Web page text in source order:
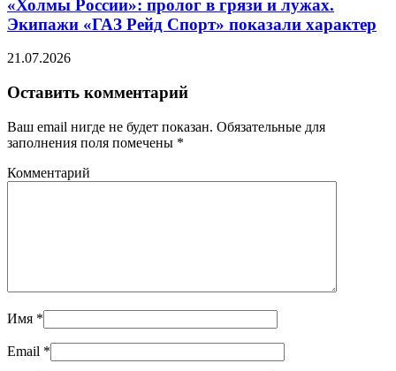
«Холмы России»: пролог в грязи и лужах.
Экипажи «ГАЗ Рейд Спорт» показали характер
21.07.2026
Оставить комментарий
Ваш email нигде не будет показан. Обязательные для
заполнения поля помечены *
Комментарий
Имя *
Email *